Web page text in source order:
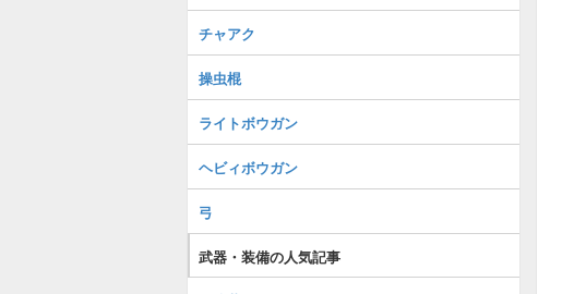
チャアク
操虫棍
ライトボウガン
ヘビィボウガン
弓
武器・装備の人気記事